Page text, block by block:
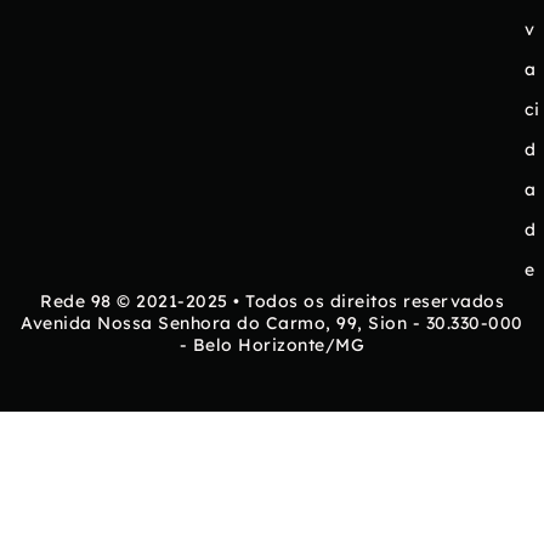
v
a
ci
d
a
d
e
Rede 98 © 2021-2025 • Todos os direitos reservados
Avenida Nossa Senhora do Carmo, 99, Sion - 30.330-000
- Belo Horizonte/MG